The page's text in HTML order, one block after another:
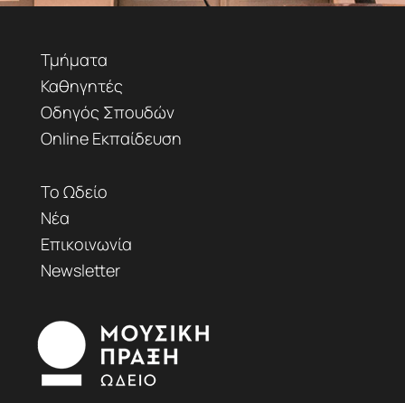
Τμήματα
Καθηγητές
Οδηγός Σπουδών
Online Εκπαίδευση
Το Ωδείο
Νέα
Επικοινωνία
Newsletter